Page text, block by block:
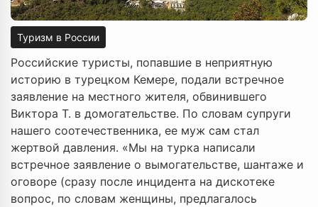
Туризм в России
Российские туристы, попавшие в неприятную
историю в турецком Кемере, подали встречное
заявление на местного жителя, обвинившего
Виктора Т. в домогательстве. По словам супруги
нашего соотечественника, ее муж сам стал
жертвой давления. «Мы на турка написали
встречное заявление о вымогательстве, шантаже и
оговоре (сразу после инцидента на дискотеке
вопрос, по словам женщины, предлагалось